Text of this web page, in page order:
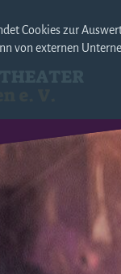
Cookies zur
von externen